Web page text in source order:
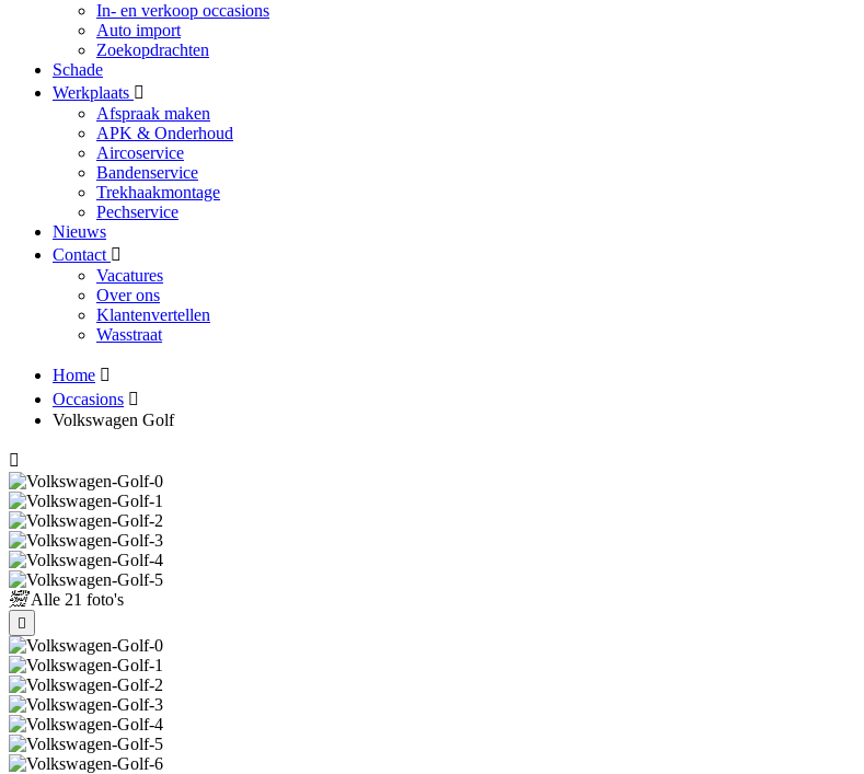
In- en verkoop occasions
Auto import
Zoekopdrachten
Schade
Werkplaats
Afspraak maken
APK & Onderhoud
Aircoservice
Bandenservice
Trekhaakmontage
Pechservice
Nieuws
Contact
Vacatures
Over ons
Klantenvertellen
Wasstraat
Home
Occasions
Volkswagen Golf
Alle 21 foto's